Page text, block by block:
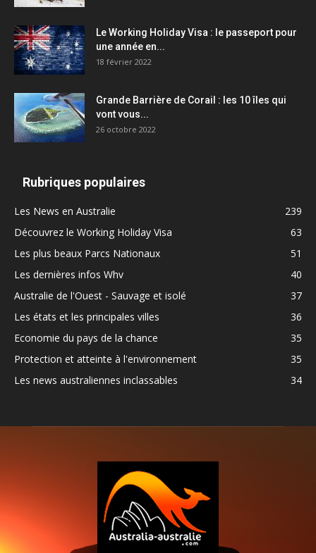
Le Working Holiday Visa : le passeport pour
une année en...
18 février 2022
Grande Barrière de Corail : les 10 îles qui
vont vous...
26 octobre 2022
Rubriques populaires
Les News en Australie
239
Découvrez le Working Holiday Visa
63
Les plus beaux Parcs Nationaux
51
Les dernières infos Whv
40
Australie de l'Ouest - Sauvage et isolé
37
Les états et les principales villes
36
Economie du pays de la chance
35
Protection et atteinte à l'environnement
35
Les news australiennes inclassables
34